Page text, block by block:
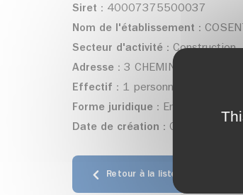
Siret : 40007375500037
Nom de l'établissement :
Secteur d'activité : Construction
Adresse : 3 CHEMIN DES
Effectif : 1 personne(s)
Forme juridique : Entrepreneur
Date de création : 02/10/2019
Retour à la liste